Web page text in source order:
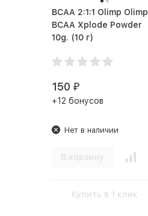
BCAA 2:1:1 Olimp Olimp
BCAA Xplode Powder
10g. (10 г)
150 ₽
+12 бонусов
Нет в наличии
В корзину
Купить в 1 клик